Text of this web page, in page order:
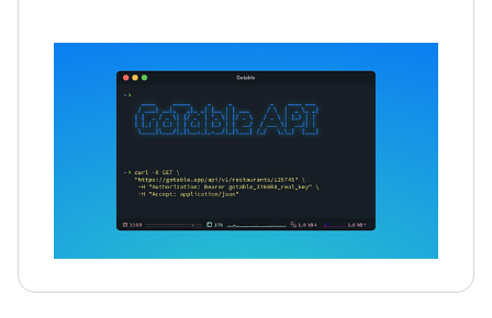
In februari hebben we een belangrijke stap
gezet voor ontwikkelaars en
integratiepartners: de introductie van onze
REST API en Widget API, beide voorzien van
uitgebreide documentatie.